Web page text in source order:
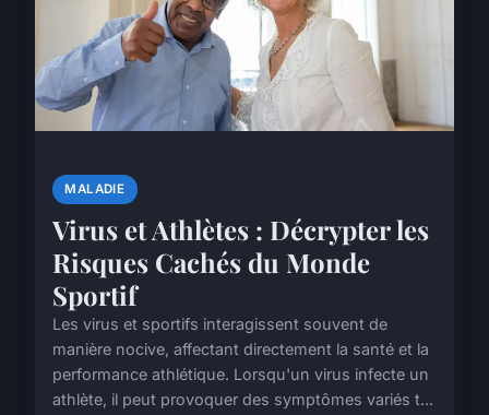
MALADIE
Virus et Athlètes : Décrypter les
Risques Cachés du Monde
Sportif
Les virus et sportifs interagissent souvent de
manière nocive, affectant directement la santé et la
performance athlétique. Lorsqu'un virus infecte un
athlète, il peut provoquer des symptômes variés t...